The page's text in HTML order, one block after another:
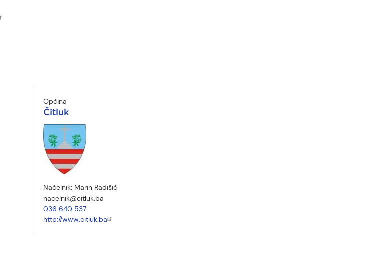
Općina
Čitluk
Načelnik: Marin Radišić
nacelnik@citluk.ba
036 640 537
http://www.citluk.ba